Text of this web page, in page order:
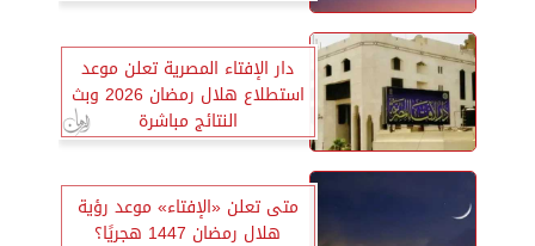
دار الإفتاء المصرية تعلن موعد
استطلاع هلال رمضان 2026 وبث
النتائج مباشرة
متى تعلن «الإفتاء» موعد رؤية
هلال رمضان 1447 هجريًا؟